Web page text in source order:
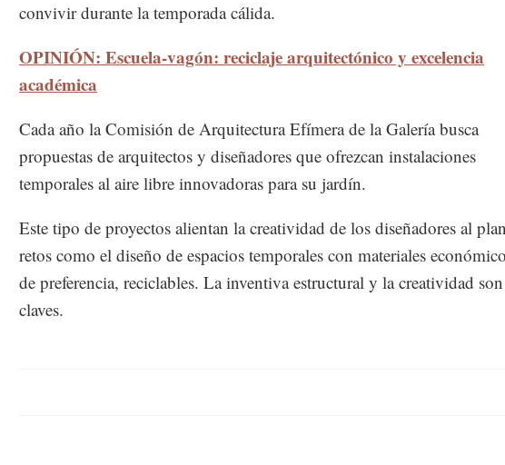
convivir durante la temporada cálida.
OPINIÓN: Escuela-vagón: reciclaje arquitectónico y excelencia
académica
Cada año la Comisión de Arquitectura Efímera de la Galería busca
propuestas de arquitectos y diseñadores que ofrezcan instalaciones
temporales al aire libre innovadoras para su jardín.
Este tipo de proyectos alientan la creatividad de los diseñadores al
retos como el diseño de espacios temporales con materiales
de preferencia, reciclables. La inventiva estructural y la creatividad
claves.